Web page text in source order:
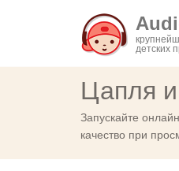
детских
Цапля
Запускайте
качество при